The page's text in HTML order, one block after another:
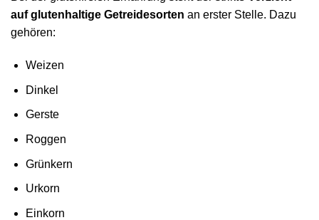
auf glutenhaltige Getreidesorten an erster Stelle. Dazu
gehören:
Weizen
Dinkel
Gerste
Roggen
Grünkern
Urkorn
Einkorn